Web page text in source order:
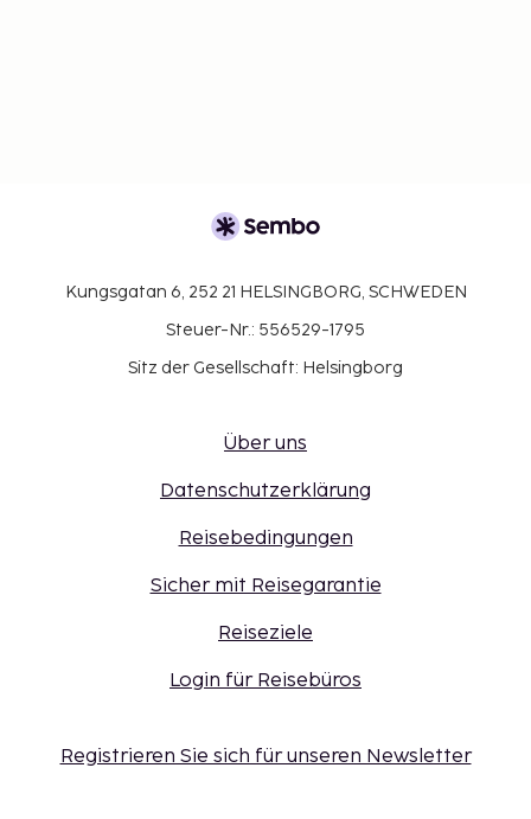
Kungsgatan 6, 252 21 HELSINGBORG, SCHWEDEN
Steuer-Nr.: 556529-1795
Sitz der Gesellschaft: Helsingborg
Über uns
Datenschutzerklärung
Reisebedingungen
Sicher mit Reisegarantie
Reiseziele
Login für Reisebüros
Registrieren Sie sich für unseren Newsletter